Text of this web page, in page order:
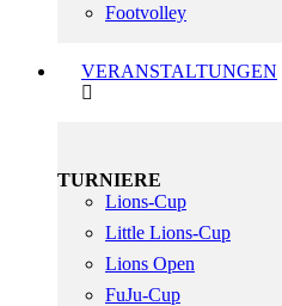
Footvolley
VERANSTALTUNGEN
TURNIERE
Lions-Cup
Little Lions-Cup
Lions Open
FuJu-Cup